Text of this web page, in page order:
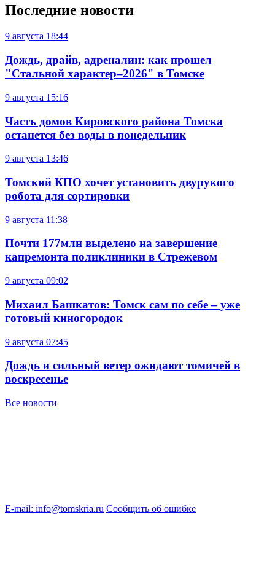
Последние новости
9 августа 18:44
Дождь, драйв, адреналин: как прошел
"Стальной характер–2026" в Томске
9 августа 15:16
Часть домов Кировского района Томска
останется без воды в понедельник
9 августа 13:46
Томский КПО хочет установить двурукого
робота для сортировки
9 августа 11:38
Почти 177млн выделено на завершение
капремонта поликлиники в Стрежевом
9 августа 09:02
Михаил Башкатов: Томск сам по себе – уже
готовый киногородок
9 августа 07:45
Дождь и сильный ветер ожидают томичей в
воскресенье
Все новости
E-mail: info@tomskria.ru Сообщить об ошибке